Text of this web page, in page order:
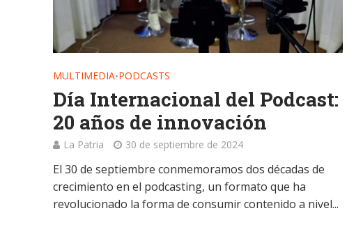
MULTIMEDIA•PODCASTS
Día Internacional del Podcast:
20 años de innovación
La Patria 30 de septiembre de 2024
El 30 de septiembre conmemoramos dos décadas de
crecimiento en el podcasting, un formato que ha
revolucionado la forma de consumir contenido a nivel...